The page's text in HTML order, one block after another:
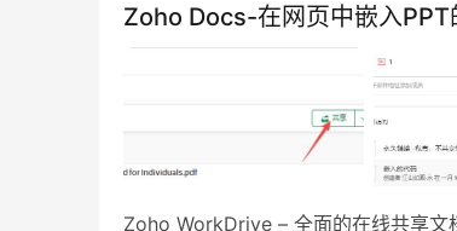
Zoho Docs-在网页中嵌入PPT
Zoho WorkDrive – 全面的在线共享文